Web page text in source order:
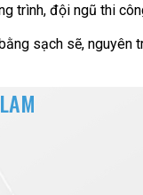
trình, đội ngũ thi
sạch sẽ, nguyên